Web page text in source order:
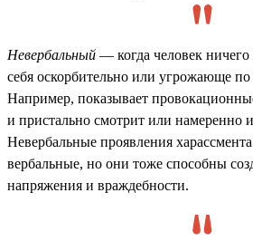
Невербальный — когда человек ничего
себя оскорбительно или угрожающе
Например, показывает
и пристально смотрит или намеренно
Невербальные проявления
вербальные, но они тоже способны
напряжения и враждебности.